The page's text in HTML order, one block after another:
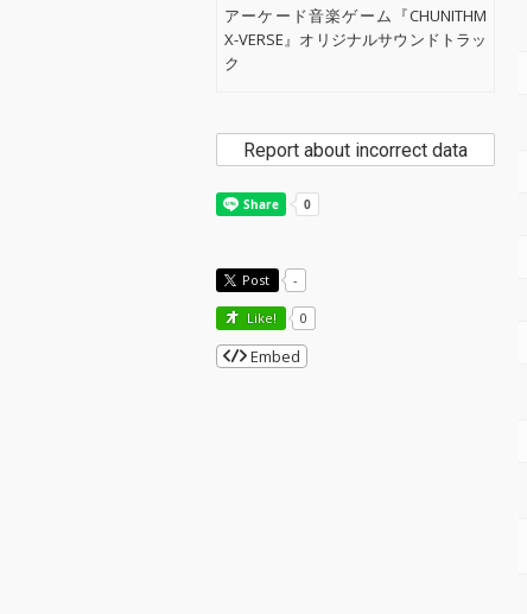
アーケード音楽ゲーム『CHUNITHM
X-VERSE』オリジナルサウンドトラッ
ク
Report about incorrect data
Post -
Like! 0
Embed